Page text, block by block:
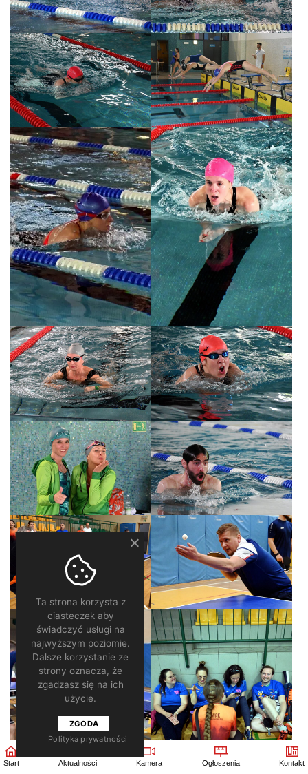
Start Aktualności Kamera Ogłoszenia Kontakt
Ta strona korzysta z
ciasteczek aby
świadczyć usługi na
najwyższym poziomie.
Dalsze korzystanie ze
strony oznacza, że
zgadzasz się na ich
użycie.
ZGODA
Polityka prywatności